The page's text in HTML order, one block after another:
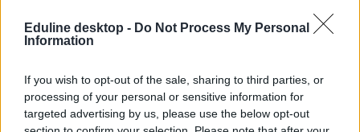
Eduline desktop - Do Not Process My Personal
Information
If you wish to opt-out of the sale, sharing to third parties, or
processing of your personal or sensitive information for
targeted advertising by us, please use the below opt-out